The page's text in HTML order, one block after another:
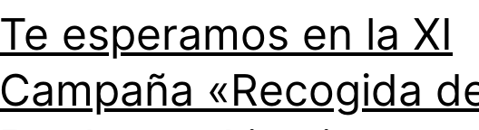
Te esperamos en la XI
Campaña «Recogida